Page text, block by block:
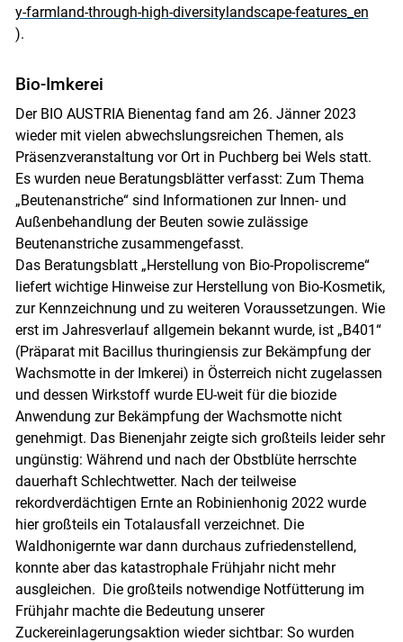
y-farmland-through-high-diversitylandscape-features_en
).
Bio-Imkerei
Der BIO AUSTRIA Bienentag fand am 26. Jänner 2023
wieder mit vielen abwechslungsreichen Themen, als
Präsenzveranstaltung vor Ort in Puchberg bei Wels statt.
Es wurden neue Beratungsblätter verfasst: Zum Thema
„Beutenanstriche“ sind Informationen zur Innen- und
Außenbehandlung der Beuten sowie zulässige
Beutenanstriche zusammengefasst.
Das Beratungsblatt „Herstellung von Bio-Propoliscreme“
liefert wichtige Hinweise zur Herstellung von Bio-Kosmetik,
zur Kennzeichnung und zu weiteren Voraussetzungen. Wie
erst im Jahresverlauf allgemein bekannt wurde, ist „B401“
(Präparat mit Bacillus thuringiensis zur Bekämpfung der
Wachsmotte in der Imkerei) in Österreich nicht zugelassen
und dessen Wirkstoff wurde EU-weit für die biozide
Anwendung zur Bekämpfung der Wachsmotte nicht
genehmigt. Das Bienenjahr zeigte sich großteils leider sehr
ungünstig: Während und nach der Obstblüte herrschte
dauerhaft Schlechtwetter. Nach der teilweise
rekordverdächtigen Ernte an Robinienhonig 2022 wurde
hier großteils ein Totalausfall verzeichnet. Die
Waldhonigernte war dann durchaus zufriedenstellend,
konnte aber das katastrophale Frühjahr nicht mehr
ausgleichen. Die großteils notwendige Notfütterung im
Frühjahr machte die Bedeutung unserer
Zuckereinlagerungsaktion wieder sichtbar: So wurden